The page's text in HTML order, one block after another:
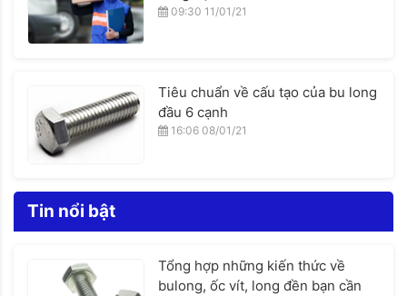
09:30 11/01/21
Tiêu chuẩn về cấu tạo của bu long
đầu 6 cạnh
16:06 08/01/21
Tin nổi bật
Tổng hợp những kiến thức về
bulong, ốc vít, long đền bạn cần